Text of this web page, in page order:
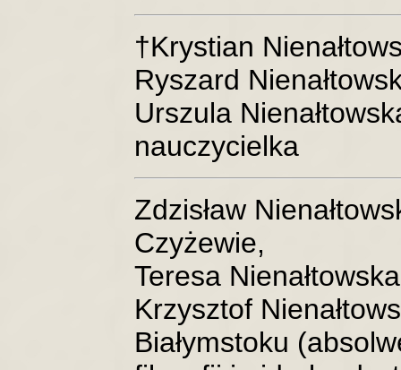
†Krystian
Ryszard
Urszula
nauczycielka
Zdzisław
Czyżewie,
Teresa
Krzysztof
Białymstoku